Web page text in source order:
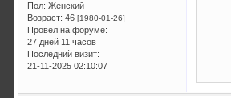
Пол: Женский
Возраст: 46[1980-01-26]
Провел на форуме:
27 дней 11 часов
Последний визит:
21-11-2025 02:10:07